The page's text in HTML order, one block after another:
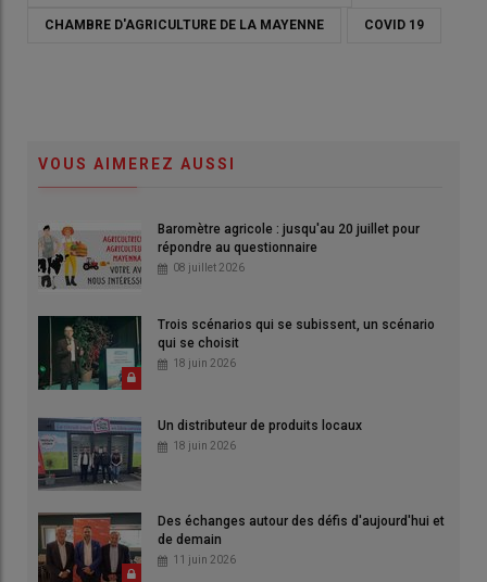
CHAMBRE D'AGRICULTURE DE LA MAYENNE COVID 19
VOUS AIMEREZ AUSSI
Baromètre agricole : jusqu'au 20 juillet pour
répondre au questionnaire
08 juillet 2026
Trois scénarios qui se subissent, un scénario
qui se choisit
18 juin 2026
Un distributeur de produits locaux
18 juin 2026
Des échanges autour des défis d'aujourd'hui et
de demain
11 juin 2026